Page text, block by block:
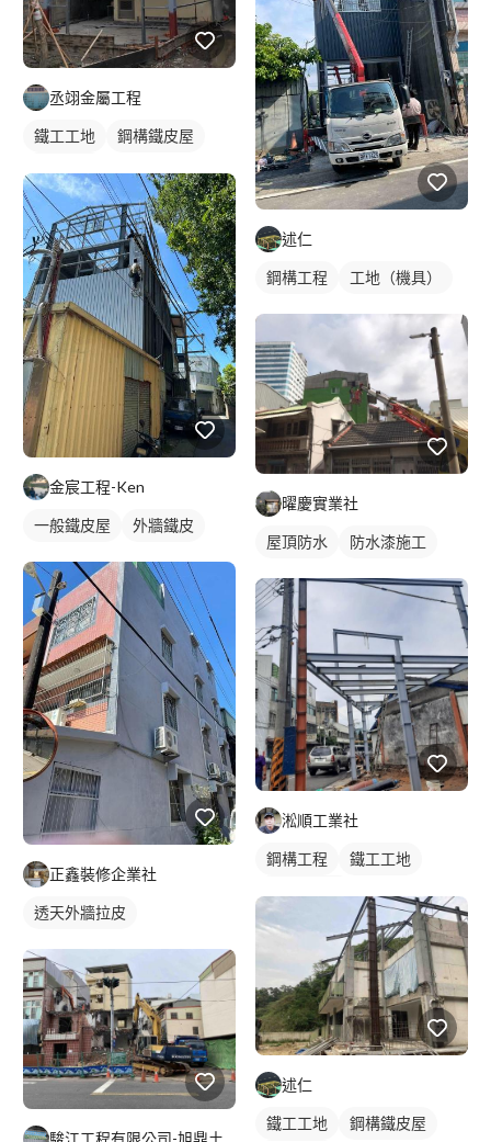
丞翊金屬工程
鐵工工地
鋼構鐵皮屋
金宸工程-Ken
一般鐵皮屋 外牆鐵皮
正鑫裝修企業社
透天外牆拉皮
述仁
鋼構工程 工地（機具）
曜慶實業社
屋頂防水 防水漆施工
淞順工業社
鋼構工程
鐵工工地
述仁
鐵工工地 鋼構鐵皮屋